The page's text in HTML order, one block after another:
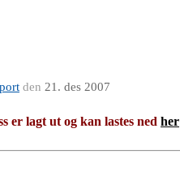
den 21. des 2007
er lagt ut og kan lastes ned her